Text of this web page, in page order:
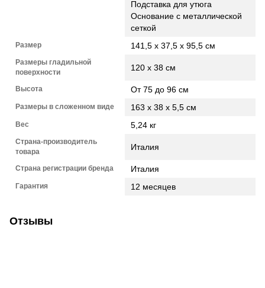
Подставка для утюга
Основание с металлической
сеткой
Размер 141,5 x 37,5 x 95,5 см
Размеры гладильной
поверхности
120 х 38 см
Высота От 75 до 96 см
Размеры в сложенном виде 163 х 38 х 5,5 см
Вес 5,24 кг
Страна-производитель
товара
Италия
Страна регистрации бренда Италия
Гарантия 12 месяцев
Отзывы